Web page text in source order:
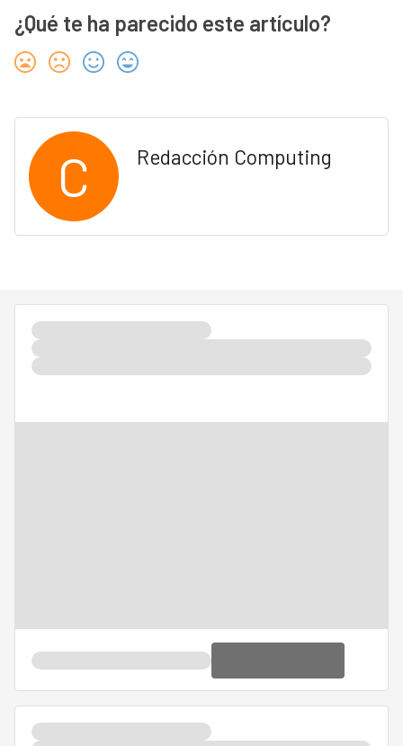
¿Qué te ha parecido este artículo?
C Redacción Computing